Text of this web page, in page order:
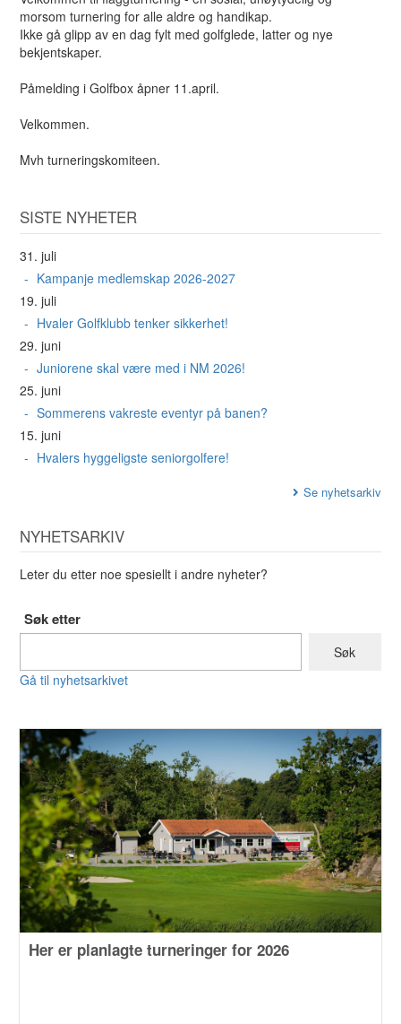
morsom turnering for alle aldre og handikap.
Ikke gå glipp av en dag fylt med golfglede, latter og nye
bekjentskaper.
Påmelding i Golfbox åpner 11.april.
Velkommen.
Mvh turneringskomiteen.
SISTE NYHETER
31. juli
Kampanje medlemskap 2026-2027
19. juli
Hvaler Golfklubb tenker sikkerhet!
29. juni
Juniorene skal være med i NM 2026!
25. juni
Sommerens vakreste eventyr på banen?
15. juni
Hvalers hyggeligste seniorgolfere!
Se nyhetsarkiv
NYHETSARKIV
Leter du etter noe spesiellt i andre nyheter?
Søk etter
Gå til nyhetsarkivet
Her er planlagte turneringer for 2026